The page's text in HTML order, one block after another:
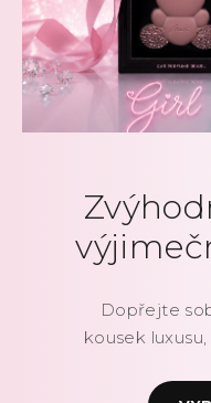
Dopřejte
kousek